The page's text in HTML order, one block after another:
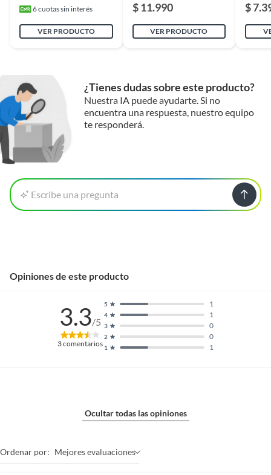
6cuotas sin interés
VER PRODUCTO
$ 11.990
VER PRODUCTO
$
¿Tienes dudas sobre este producto?
Nuestra IA puede ayudarte. Si no
encuentra una respuesta, nuestro equipo
te responderá.
Escribe una pregunta
Opiniones de este producto
3.3/5
3comentarios 1 1
2 0
3 0
4 1
5 1
Ocultar todas las opiniones
Ordenar por: Mejores evaluaciones